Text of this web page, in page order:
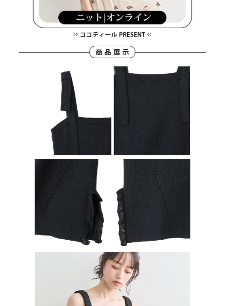
５．嚴禁一人註冊多個帳號或使用他人資訊註冊。若發現惡意使用之情形，
恩沛科技股份有限公司將有權停止該用戶之使用額度並採取法律行動。